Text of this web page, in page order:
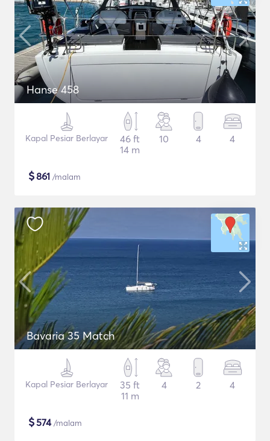
Hanse 458
Kapal Pesiar Berlayar
46 ft
14 m
10 4 4
$861 /malam
Bavaria 35 Match
Kapal Pesiar Berlayar
35 ft
11 m
4 2 4
$574/malam